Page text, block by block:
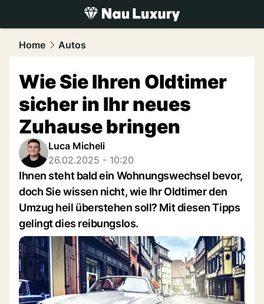
luxury.NAU.ch
Home Autos
Wie Sie Ihren Oldtimer
sicher in Ihr neues
Zuhause bringen
Luca Micheli
26.02.2025 - 10:20
Ihnen steht bald ein Wohnungswechsel bevor,
doch Sie wissen nicht, wie Ihr Oldtimer den
Umzug heil überstehen soll? Mit diesen Tipps
gelingt dies reibungslos.